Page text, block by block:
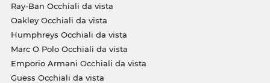
Ray-Ban Occhiali da vista
Oakley Occhiali da vista
Humphreys Occhiali da vista
Marc O Polo Occhiali da vista
Emporio Armani Occhiali da vista
Guess Occhiali da vista